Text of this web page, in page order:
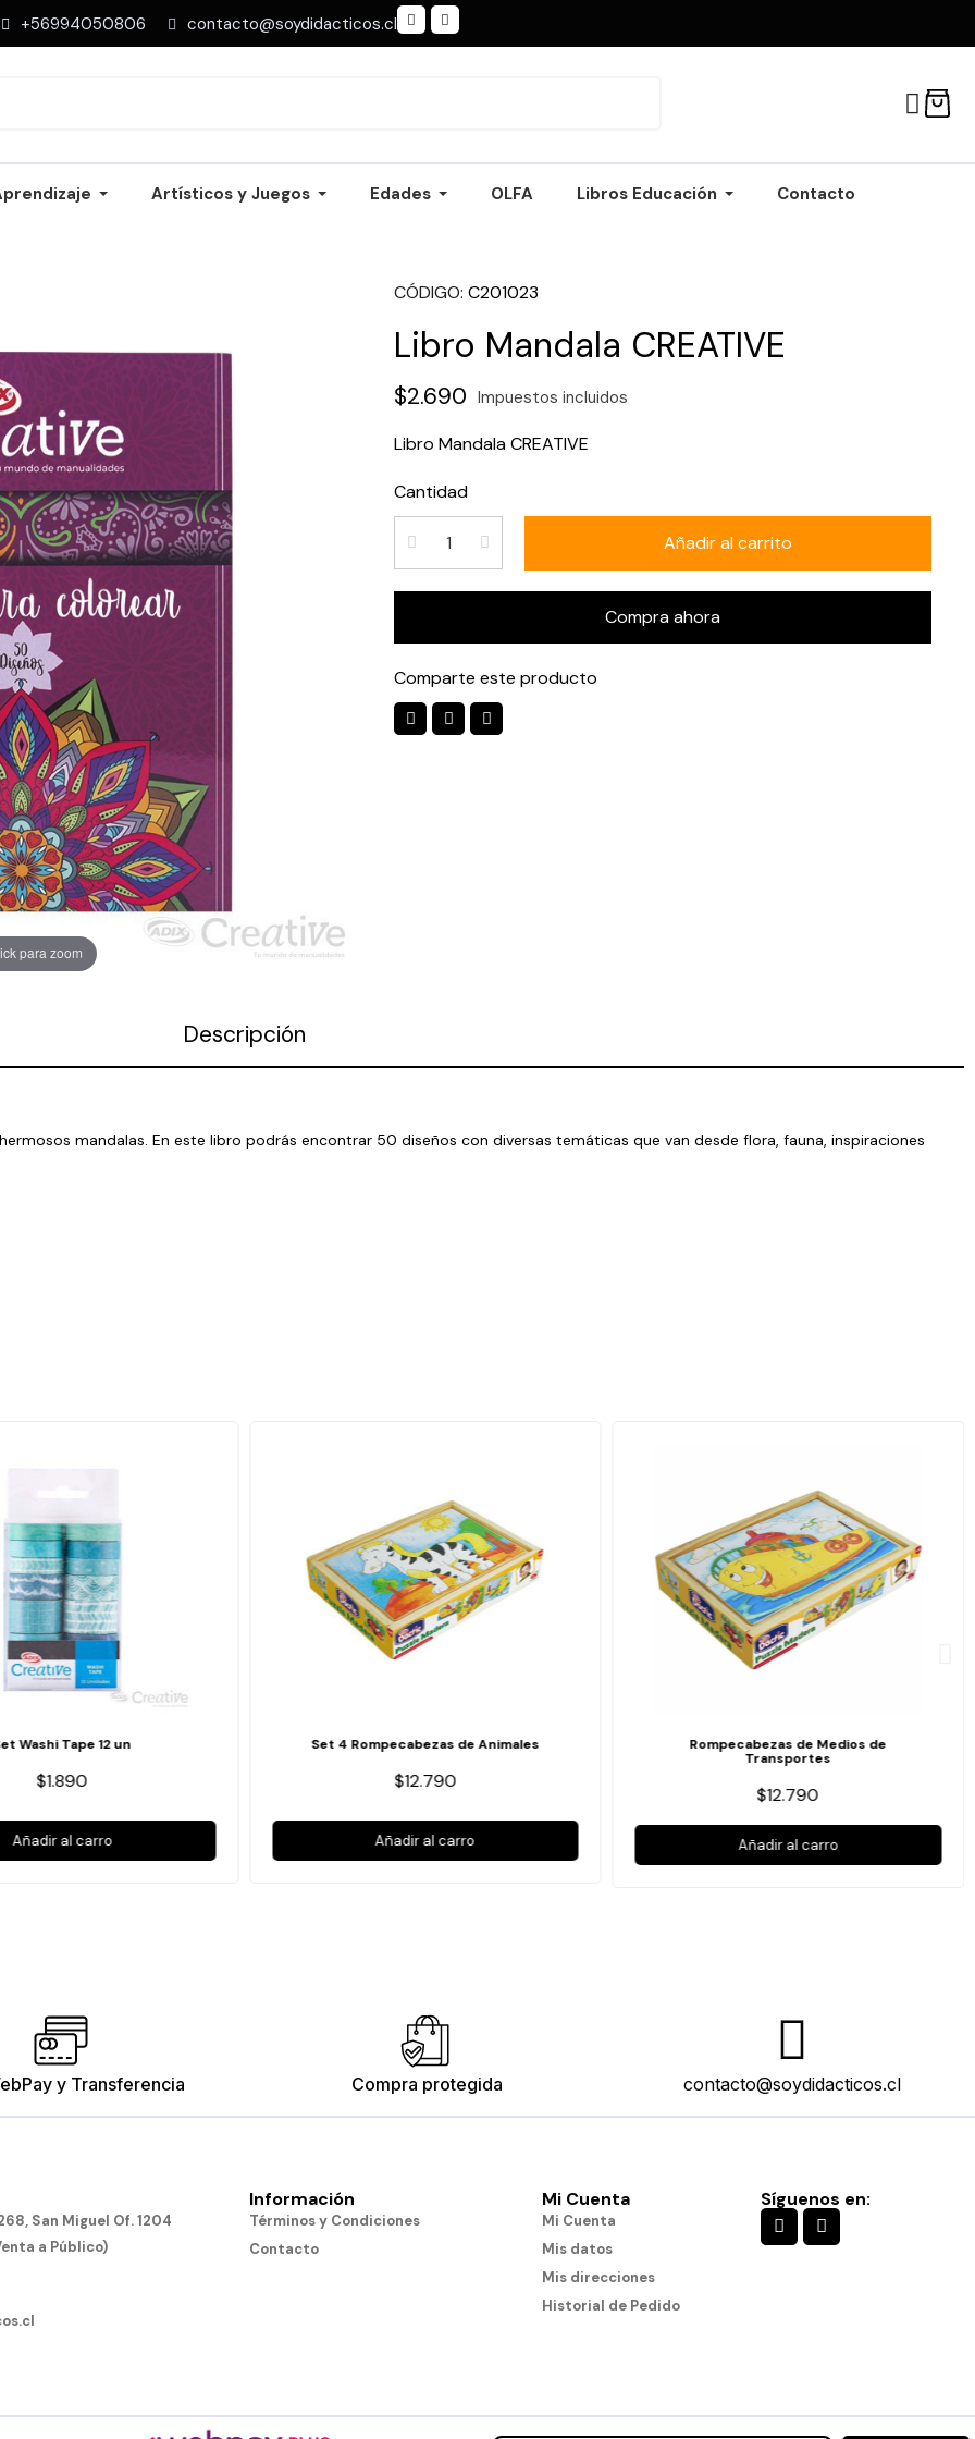
+56994050806 contacto@soydidacticos.cl
Artísticos y Juegos Edades OLFA Libros Educación Contacto
para zoom
CÓDIGO C201023
Libro Mandala CREATIVE
$2.690 Impuestos incluidos
Libro Mandala CREATIVE
Cantidad
Añadir al carrito
Compra ahora
Comparte este producto
Descripción
mandalas. En este libro podrás encontrar 50 diseños con diversas temáticas que van desde flora, fauna, inspiraciones
Washi Tape 12 un
$1.890
Añadir al carro
Set 4 Rompecabezas de Animales
$12.790
Añadir al carro
Rompecabezas de Medios de
Transportes
$12.790
Añadir al carro
y Transferencia Compra protegida contacto@soydidacticos.cl
San Miguel Of. 1204
a Público)
Información
Términos y Condiciones
Contacto
Mi Cuenta
Mi Cuenta
Mis datos
Mis direcciones
Historial de Pedido
Síguenos en: